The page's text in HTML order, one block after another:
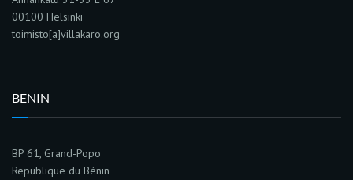
00100 Helsinki
toimisto[a]villakaro.org
BENIN
BP 61, Grand-Popo
Republique du Bénin